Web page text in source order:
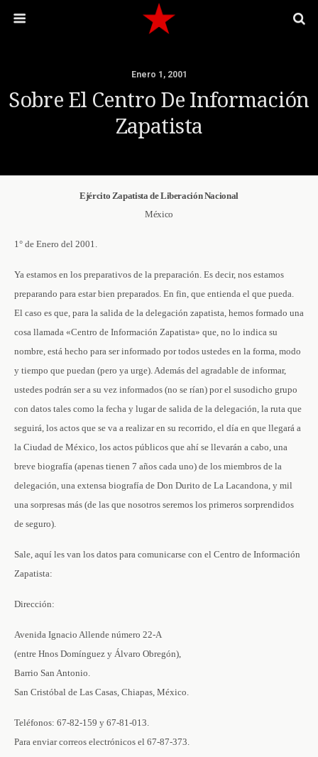
Enero 1, 2001
Sobre El Centro De Información
Zapatista
Ejército Zapatista de Liberación Nacional
México
1° de Enero del 2001.
Ya estamos en los preparativos de la preparación. Es decir, nos estamos
preparando para estar bien preparados. En fin, que entienda el que pueda.
El caso es que, para la salida de la delegación zapatista, hemos formado una
cosa llamada «Centro de Información Zapatista» que, no lo indica su
nombre, está hecho para ser informado por todos ustedes en la forma, modo
y tiempo que puedan (pero ya urge). Además del agradable de informar,
ustedes podrán ser a su vez informados (no se rían) por el susodicho grupo
con datos tales como la fecha y lugar de salida de la delegación, la ruta que
seguirá, los actos que se va a realizar en su recorrido, el día en que llegará a
la Ciudad de México, los actos públicos que ahí se llevarán a cabo, una
breve biografía (apenas tienen 7 años cada uno) de los miembros de la
delegación, una extensa biografía de Don Durito de La Lacandona, y mil
una sorpresas más (de las que nosotros seremos los primeros sorprendidos
de seguro).
Sale, aquí les van los datos para comunicarse con el Centro de Información
Zapatista:
Dirección:
Avenida Ignacio Allende número 22-A
(entre Hnos Domínguez y Álvaro Obregón),
Barrio San Antonio.
San Cristóbal de Las Casas, Chiapas, México.
Teléfonos: 67-82-159 y 67-81-013.
Para enviar correos electrónicos el 67-87-373.